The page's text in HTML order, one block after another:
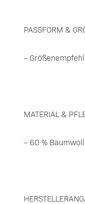
PASSFORM &
–
MATERIAL &
– 60 %